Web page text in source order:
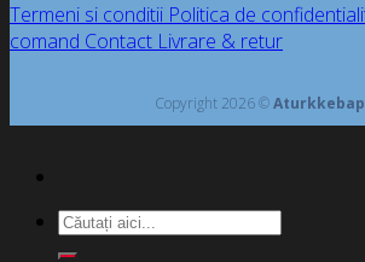
Termeni si conditii Politica de
comand Contact Livrare & retur
Copyright 2026 ©
Caută
după: